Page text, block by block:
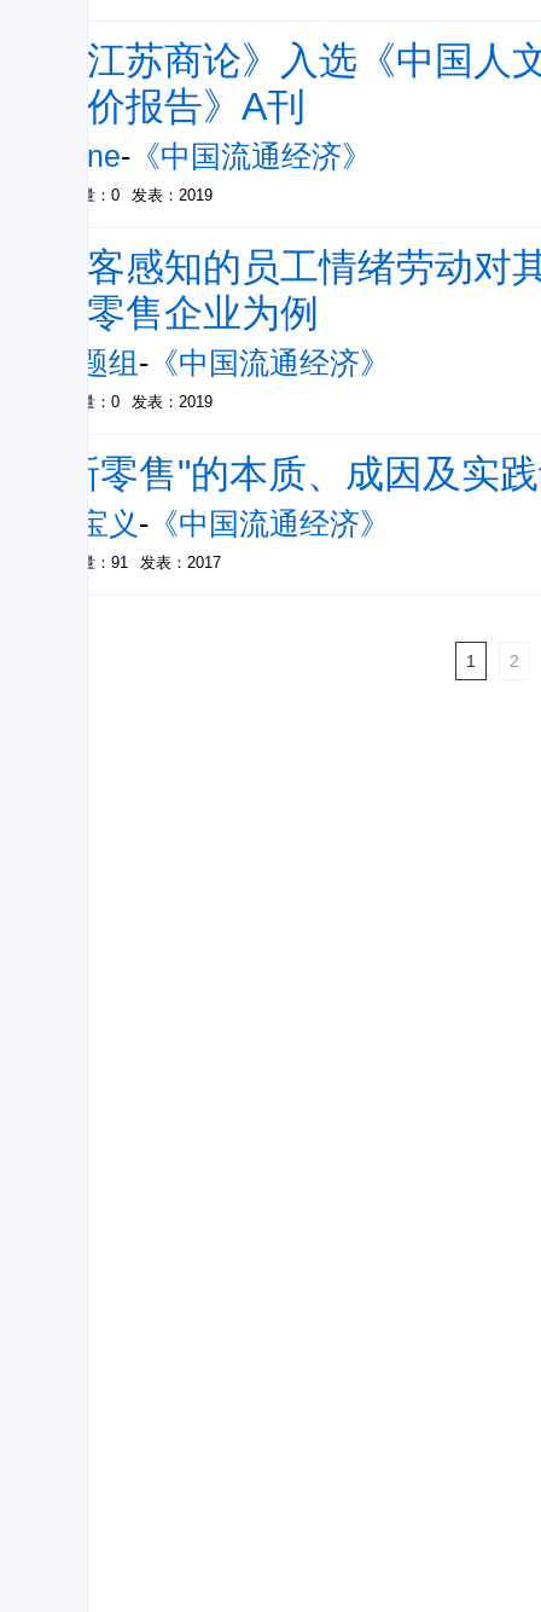
《江苏商论》入选《中国
评价报告》A刊
None- 《中国流通经济》
被引量：0 发表：2019
顾客感知的员工情绪劳动
居零售企业为例
课题组- 《中国流通经济》
被引量：0 发表：2019
"新零售"的本质、成因及实
王宝义- 《中国流通经济》
被引量：91 发表：2017
1 2